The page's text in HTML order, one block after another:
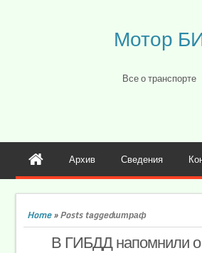
Мотор
Все о транспорте
Архив Сведения
Home»Posts taggedштраф
В ГИБДД напомнили